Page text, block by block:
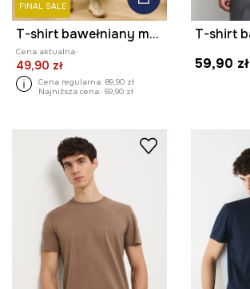
FINAL SALE
T-shirt bawełniany męski by Barbora Idesová, Sense of Values kolor szary
Cena aktualna:
49,90 zł
Cena regularna: 89,90 zł
Najniższa cena: 59,90 zł
59,90 zł